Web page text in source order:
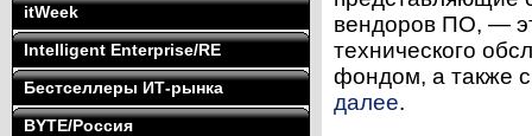
itWeek
Intelligent Enterprise/RE
Бестселлеры ИТ-рынка
BYTE/Россия
вендоров ПО, —
технического
фондом, а также
далее.